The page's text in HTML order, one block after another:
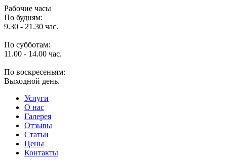
Рабочие часы
По будням:
9.30 - 21.30 час.
По субботам:
11.00 - 14.00 час.
По воскресеньям:
Выходной день.
Услуги
O нас
Галерея
Отзывы
Статьи
Цены
Контакты